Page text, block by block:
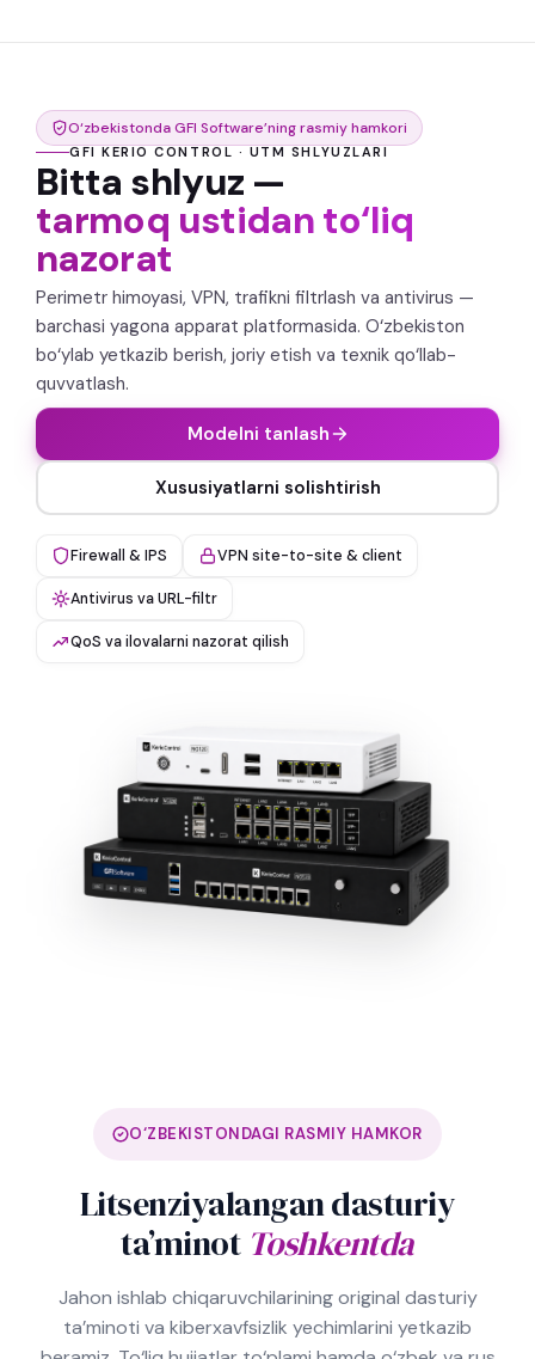
O‘zbekistonda GFI Software’ning rasmiy hamkori
GFI KERIO CONTROL · UTM SHLYUZLARI
Bitta shlyuz —
tarmoq ustidan to‘liq
nazorat
Perimetr himoyasi, VPN, trafikni filtrlash va antivirus —
barchasi yagona apparat platformasida. O‘zbekiston
bo‘ylab yetkazib berish, joriy etish va texnik qo‘llab-
quvvatlash.
Modelni tanlash
Xususiyatlarni solishtirish
Firewall & IPS VPN site-to-site & client
Antivirus va URL-filtr
QoS va ilovalarni nazorat qilish
O‘ZBEKISTONDAGI RASMIY HAMKOR
Litsenziyalangan dasturiy
ta’minot Toshkentda
Jahon ishlab chiqaruvchilarining original dasturiy
ta’minoti va kiberxavfsizlik yechimlarini yetkazib